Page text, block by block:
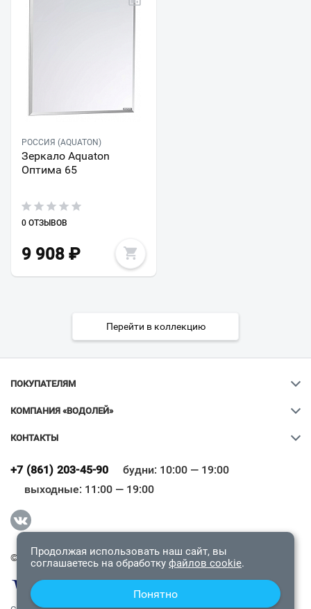
РОССИЯ (AQUATON)
Зеркало Aquaton
Оптима 65
0 ОТЗЫВОВ
9 908 ₽
Перейти в коллекцию
ПОКУПАТЕЛЯМ
КОМПАНИЯ «ВОДОЛЕЙ»
КОНТАКТЫ
+7 (861) 203-45-90
будни: 10:00 — 19:00
выходные: 11:00 — 19:00
© 2009-2026 «Водолей Онлайн». Все права защищены.
Всё верно
Продолжая использовать наш сайт, вы
соглашаетесь на обработку файлов cookie.
Понятно